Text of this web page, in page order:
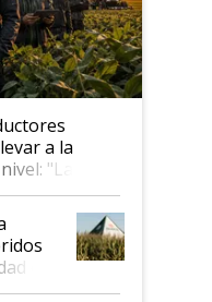
a la
"Las
son
en